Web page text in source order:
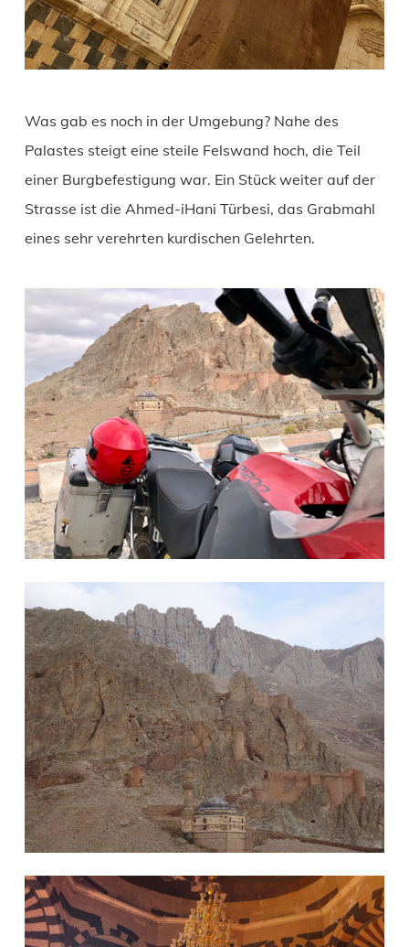
Was gab es noch in der Umgebung? Nahe des
Palastes steigt eine steile Felswand hoch, die Teil
einer Burgbefestigung war. Ein Stück weiter auf der
Strasse ist die Ahmed-iHani Türbesi, das Grabmahl
eines sehr verehrten kurdischen Gelehrten.